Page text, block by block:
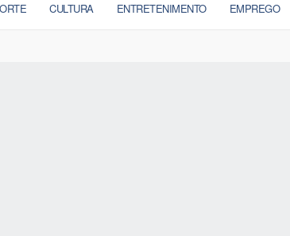
CULTURA ENTRETENIMENTO EMPREGO